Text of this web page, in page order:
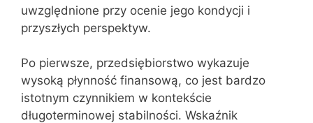
uwzględnione przy ocenie jego kondycji i
przyszłych perspektyw.
Po pierwsze, przedsiębiorstwo wykazuje
wysoką płynność finansową, co jest bardzo
istotnym czynnikiem w kontekście
długoterminowej stabilności. Wskaźnik